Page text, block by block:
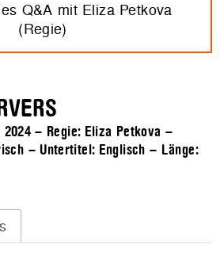
Q&A mit Eliza Petkova
(Regie)
2024 – Regie: Eliza Petkova –
– Untertitel: Englisch – Länge: